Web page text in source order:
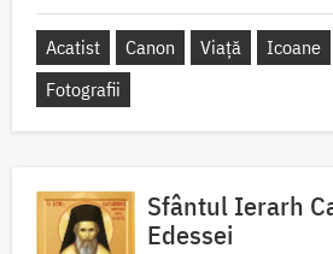
Acatist Canon Viață Icoane
Fotografii
Sfântul Ierarh
Edessei